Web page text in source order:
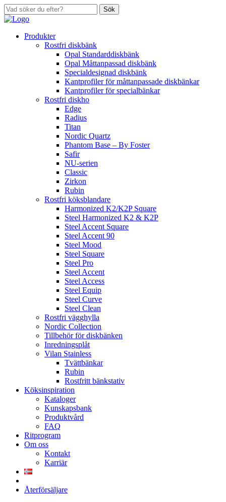
Sök
Produkter
Rostfri diskbänk
Opal Standarddiskbänk
Opal Måttanpassad diskbänk
Specialdesignad diskbänk
Kantprofiler för måttanpassade diskbänkar
Kantprofiler för specialbänkar
Rostfri diskho
Edge
Radius
Titan
Nordic Quartz
Phantom Base – By Foster
Safir
NU-serien
Classic
Zirkon
Rubin
Rostfri köksblandare
Harmonized K2/K2P Square
Steel Harmonized K2 & K2P
Steel Accent Square
Steel Accent 90
Steel Mood
Steel Square
Steel Pro
Steel Accent
Steel Access
Steel Equip
Steel Curve
Steel Clean
Rostfri vägghylla
Nordic Collection
Tillbehör för diskbänken
Inredningsplåt
Vilan Stainless
Tvättbänkar
Rubin
Rostfritt bänkstativ
Köksinspiration
Kataloger
Kunskapsbank
Produktvård
FAQ
Ritprogram
Om oss
Kontakt
Karriär
Återförsäljare